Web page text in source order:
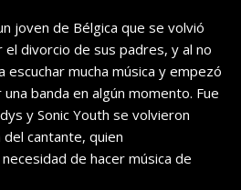
joven de Bélgica que se volvió
divorcio de sus padres, y al no
mucha música y empezó
banda en algún momento. Fue
y Sonic Youth se volvieron
cantante, quien
de hacer música de